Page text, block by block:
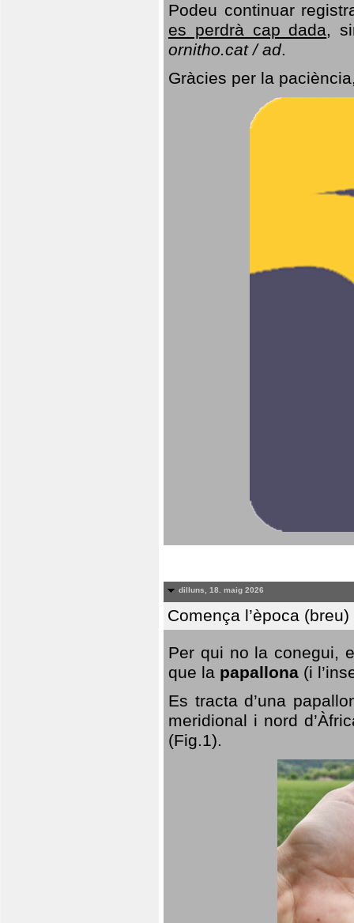
Podeu continuar
es perdrà cap dada,
ornitho.cat / ad.
Gràcies per la
dilluns, 18. maig 2026
Comença l’època
Per qui no la conegui,
que la papallona (i
Es tracta d’una
meridional i nord
(Fig.1).